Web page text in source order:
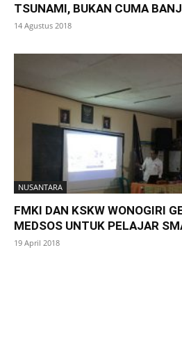
TSUNAMI, BUKAN CUMA
14 Agustus 2018
NUSANTARA
FMKI DAN KSKW WONOGIRI
MEDSOS UNTUK PELAJAR
19 April 2018